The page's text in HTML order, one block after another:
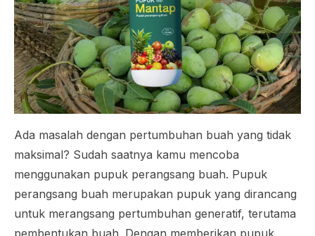
Ada masalah dengan pertumbuhan buah yang tidak
maksimal? Sudah saatnya kamu mencoba
menggunakan pupuk perangsang buah. Pupuk
perangsang buah merupakan pupuk yang dirancang
untuk merangsang pertumbuhan generatif, terutama
pembentukan buah. Dengan memberikan pupuk